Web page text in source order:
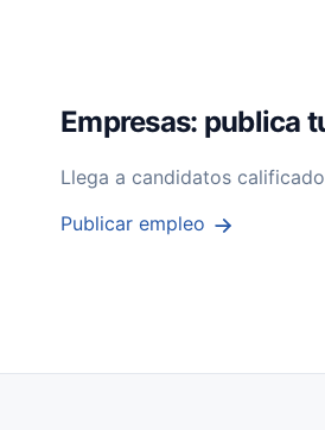
Empresas: publica
Llega a candidatos
Publicar empleo